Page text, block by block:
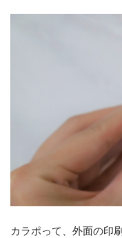
カラポって、外面の印